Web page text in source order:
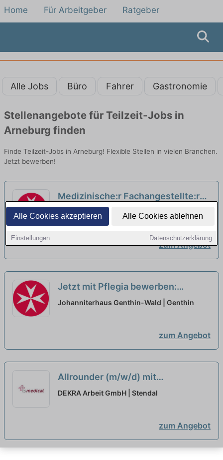
Alle Cookies akzeptieren Alle Cookies ablehnen
Einstellungen Datenschutzerklärung
Home Für Arbeitgeber Ratgeber
Alle Jobs Büro Fahrer Gastronomie
Stellenangebote für Teilzeit-Jobs in
Arneburg finden
Finde Teilzeit-Jobs in Arneburg! Flexible Stellen in vielen Branchen.
Jetzt bewerben!
Medizinische:r Fachangestellte:r
(m/w/d) in Teilzeit - Kurze Wege!
neu
Johanniter-Krankenhaus Stendal | Stendal
zum Angebot
Jetzt mit Pflegia bewerben:
Pflegefachkraft (m/w/d) in Teilzeit
Johanniterhaus Genthin-Wald | Genthin
zum Angebot
Allrounder (m/w/d) mit
handwerklichem Geschick,
DEKRA Arbeit GmbH | Stendal
zum Angebot